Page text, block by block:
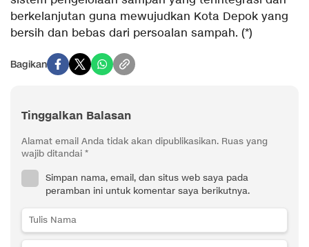
berkelanjutan guna mewujudkan Kota Depok yang
bersih dan bebas dari persoalan sampah. (*)
Bagikan
Tinggalkan Balasan
Alamat email Anda tidak akan dipublikasikan. Ruas yang
wajib ditandai *
Simpan nama, email, dan situs web saya pada
peramban ini untuk komentar saya berikutnya.